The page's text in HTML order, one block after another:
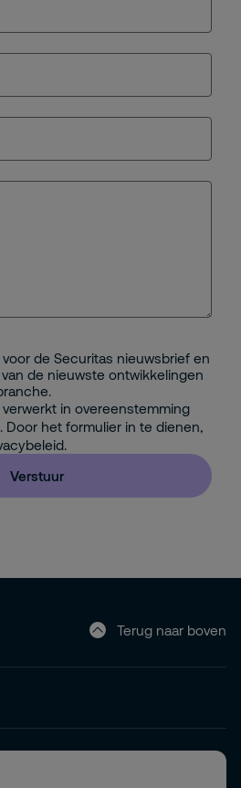
voor de Securitas nieuwsbrief en
de nieuwste ontwikkelingen
in overeenstemming
. Door het formulier in te dienen,
Verstuur
Terug naar boven